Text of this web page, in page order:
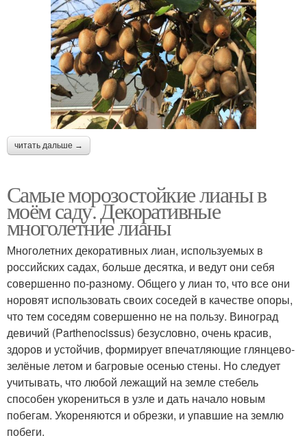
читать дальше →
Самые морозостойкие лианы в
моём саду. Декоративные
многолетние лианы
Многолетних декоративных лиан, используемых в
российских садах, больше десятка, и ведут они себя
совершенно по-разному. Общего у лиан то, что все они
норовят использовать своих соседей в качестве опоры,
что тем соседям совершенно не на пользу. Виноград
девичий (Parthenocissus) безусловно, очень красив,
здоров и устойчив, формирует впечатляющие глянцево-
зелёные летом и багровые осенью стены. Но следует
учитывать, что любой лежащий на земле стебель
способен укорениться в узле и дать начало новым
побегам. Укореняются и обрезки, и упавшие на землю
побеги.